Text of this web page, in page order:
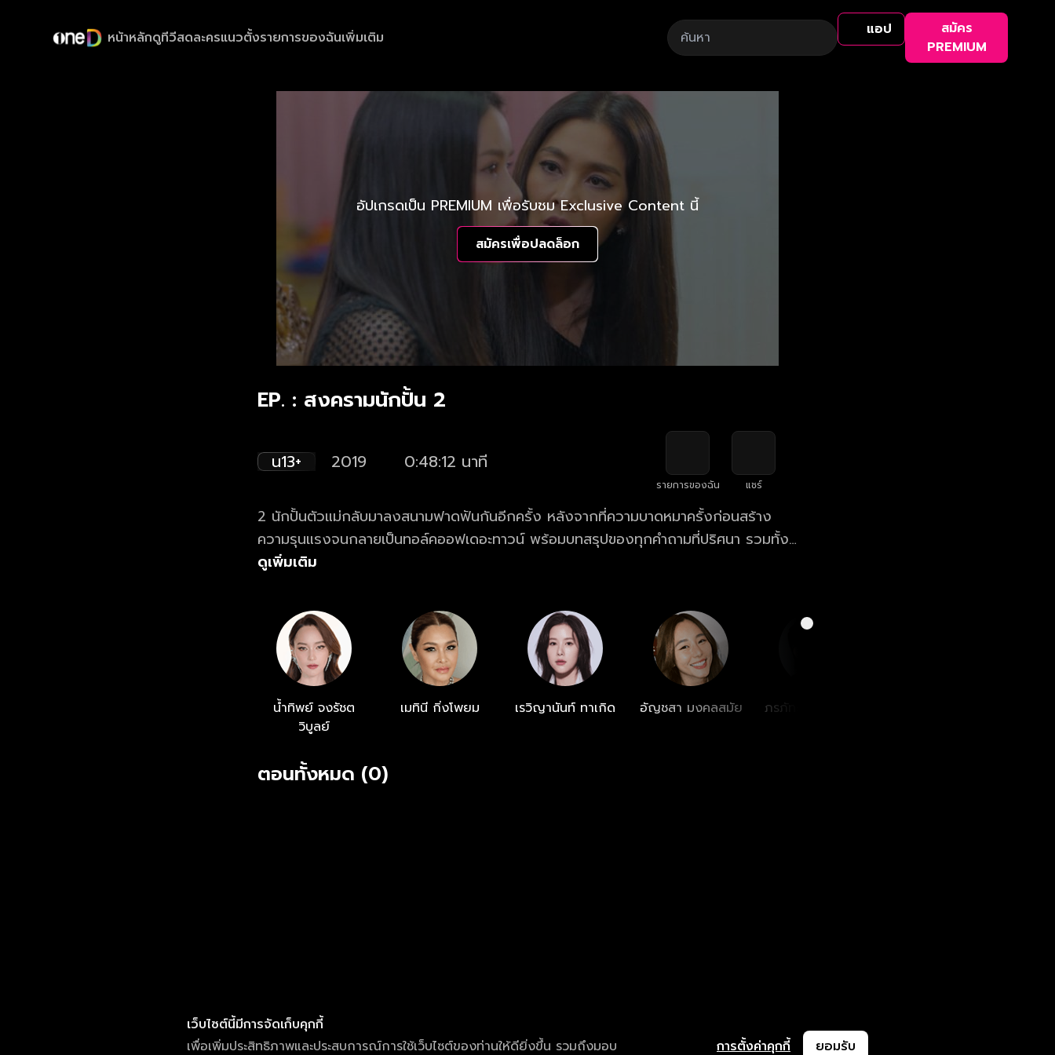
หน้าหลักดูทีวีสดละครแนวตั้งรายการของฉันเพิ่มเติม แอป
สมัคร
PREMIUM
อัปเกรดเป็น PREMIUM เพื่อรับชม Exclusive Content นี้
สมัครเพื่อปลดล็อก
EP. : สงครามนักปั้น 2
น13+ 2019 0:48:12 นาที
รายการของฉัน แชร์
2 นักปั้นตัวแม่กลับมาลงสนามฟาดฟันกันอีกครั้ง หลังจากที่ความบาดหมาครั้งก่อนสร้าง
ความรุนแรงจนกลายเป็นทอล์คออฟเดอะทาวน์ พร้อมบทสรุปของทุกคำถามที่ปริศนา รวมทั้ง
อดีตของพวกเธอ
ดูเพิ่มเติม
น้ำทิพย์ จงรัชต
วิบูลย์
เมทินี กิ่งโพยม เรวิญานันท์ ทาเกิด อัญชสา มงคลสมัย ภรภัทร ศรีขจรเดชา
ตอนทั้งหมด (0)
เว็บไซต์นี้มีการจัดเก็บคุกกี้
เพื่อเพิ่มประสิทธิภาพและประสบการณ์การใช้เว็บไซต์ของท่านให้ดียิ่งขึ้น รวมถึงมอบ
การตั้งค่าคุกกี้ ยอมรับ